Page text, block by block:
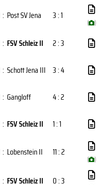
: Post SV Jena 3 : 1
( )
: FSV Schleiz II
2 : 3
: Schott Jena III 3 : 4
: Gangloff
4 : 2
: FSV Schleiz II
1 : 1
: Lobenstein II 11 : 2
( )
: FSV Schleiz II 0 : 3